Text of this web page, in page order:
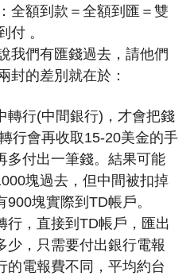
全額到款＝全額到匯＝雙
付 。
我們有匯錢過去，請他們
封的差別就在於：
轉行(中間銀行)，才會把錢
行會再收取15-20美金的手
多付出一筆錢。結果可能
塊過去，但中間被扣掉
塊實際到TD帳戶。
行，直接到TD帳戶，匯出
少，只需要付出銀行電報
的電報費不同，平均約台